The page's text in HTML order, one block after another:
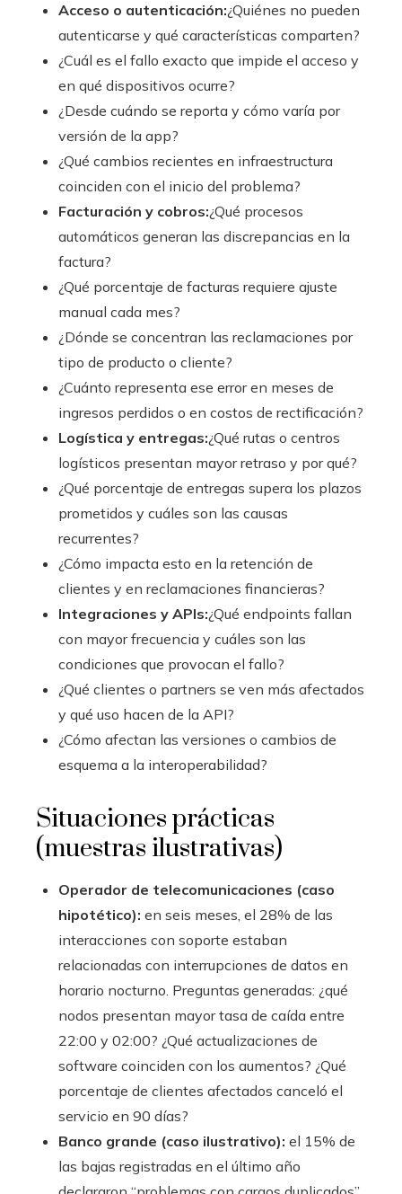
Acceso o autenticación:¿Quiénes no pueden
autenticarse y qué características comparten?
¿Cuál es el fallo exacto que impide el acceso y
en qué dispositivos ocurre?
¿Desde cuándo se reporta y cómo varía por
versión de la app?
¿Qué cambios recientes en infraestructura
coinciden con el inicio del problema?
Facturación y cobros:¿Qué procesos
automáticos generan las discrepancias en la
factura?
¿Qué porcentaje de facturas requiere ajuste
manual cada mes?
¿Dónde se concentran las reclamaciones por
tipo de producto o cliente?
¿Cuánto representa ese error en meses de
ingresos perdidos o en costos de rectificación?
Logística y entregas:¿Qué rutas o centros
logísticos presentan mayor retraso y por qué?
¿Qué porcentaje de entregas supera los plazos
prometidos y cuáles son las causas
recurrentes?
¿Cómo impacta esto en la retención de
clientes y en reclamaciones financieras?
Integraciones y APIs:¿Qué endpoints fallan
con mayor frecuencia y cuáles son las
condiciones que provocan el fallo?
¿Qué clientes o partners se ven más afectados
y qué uso hacen de la API?
¿Cómo afectan las versiones o cambios de
esquema a la interoperabilidad?
Situaciones prácticas
(muestras ilustrativas)
Operador de telecomunicaciones (caso
hipotético): en seis meses, el 28% de las
interacciones con soporte estaban
relacionadas con interrupciones de datos en
horario nocturno. Preguntas generadas: ¿qué
nodos presentan mayor tasa de caída entre
22:00 y 02:00? ¿Qué actualizaciones de
software coinciden con los aumentos? ¿Qué
porcentaje de clientes afectados canceló el
servicio en 90 días?
Banco grande (caso ilustrativo): el 15% de
las bajas registradas en el último año